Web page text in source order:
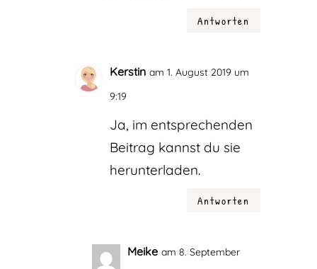
Antworten
Kerstin am 1. August 2019 um
9:19
Ja, im entsprechenden
Beitrag kannst du sie
herunterladen.
Antworten
Meike am 8. September